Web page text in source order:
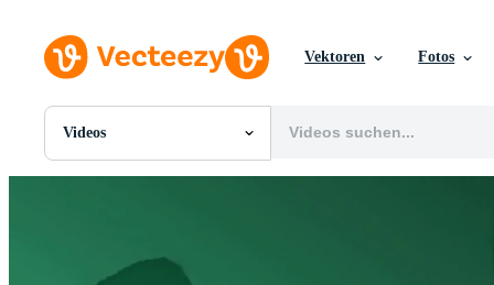
Vektoren Fotos
Videos
Alle Bilder
Vorlagen